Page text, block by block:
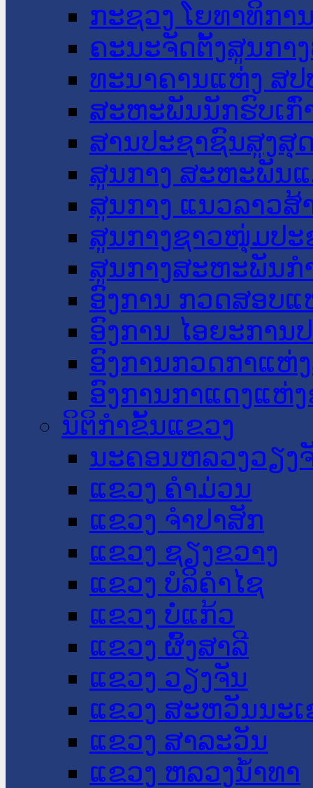
ກະຊວງ ໂຍທາທິກາ
ຄະນະຈັດຕັ້ງສູນກາ
ທະນາຄານແຫ່ງ ສປ
ສະຫະພັນນັກຮົບເກົ່
ສານປະຊາຊົນສູງສຸ
ສູນກາງ ສະຫະພັນ
ສູນກາງ ແນວລາວສ້
ສູນກາງຊາວໜຸ່ມປະ
ສູນກາງສະຫະພັນກ
ອົງການ ກວດສອບແ
ອົງການ ໄອຍະການ
ອົງການກວດກາແຫ່
ອົງການກາແດງແຫ່
ນິຕິກໍາຂັ້ນແຂວງ
ນະ​ຄອນ​ຫລວງວຽງ
ແຂວງ ຄໍາມ່ວນ
ແຂວງ ຈໍາປາສັກ
ແຂວງ ຊຽງຂວາງ
ແຂວງ ບໍລິຄໍາໄຊ
ແຂວງ ບໍ່ແກ້ວ
ແຂວງ ຜົ້ງສາລີ
ແຂວງ ວຽງຈັນ
ແຂວງ ສະຫວັນນະ
ແຂວງ ສາລະວັນ
ແຂວງ ຫລວງນໍ້າທາ